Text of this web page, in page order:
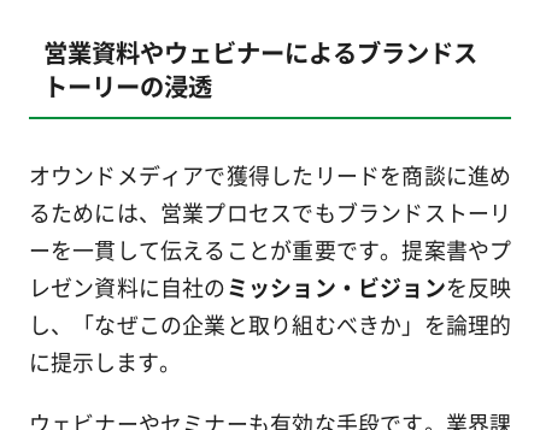
営業資料やウェビナーによるブランドス
トーリーの浸透
オウンドメディアで獲得したリードを商談に進め
るためには、営業プロセスでもブランドストーリ
ーを一貫して伝えることが重要です。提案書やプ
レゼン資料に自社のミッション・ビジョンを反映
し、「なぜこの企業と取り組むべきか」を論理的
に提示します。
ウェビナーやセミナーも有効な手段です。業界課